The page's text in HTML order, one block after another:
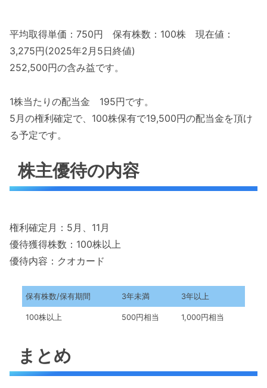
平均取得単価：750円 保有株数：100株 現在値：
3,275円(2025年2月5日終値)
252,500円の含み益です。
1株当たりの配当金 195円です。
5月の権利確定で、100株保有で19,500円の配当金を頂け
る予定です。
株主優待の内容
権利確定月：5月、11月
優待獲得株数：100株以上
優待内容：クオカード
保有株数/保有期間 3年未満 3年以上
100株以上 500円相当 1,000円相当
まとめ